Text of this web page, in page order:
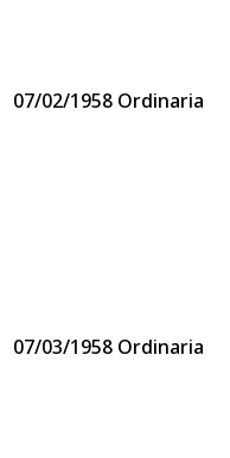
07/02/1958 Ordinaria
07/03/1958 Ordinaria